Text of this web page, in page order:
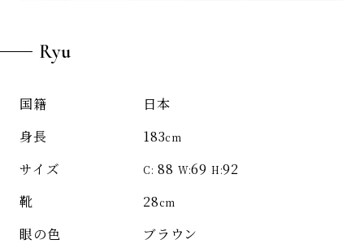
Ryu
国籍 日本
身長 183cm
サイズ C: 88 W:69 H:92
靴 28cm
眼の色 ブラウン